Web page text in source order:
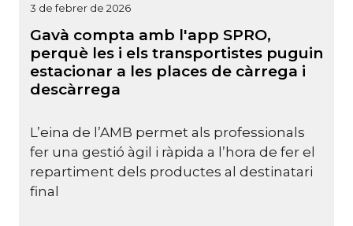
3 de febrer de 2026
Gavà compta amb l'app SPRO,
perquè les i els transportistes puguin
estacionar a les places de càrrega i
descàrrega
L’eina de l’AMB permet als professionals
fer una gestió àgil i ràpida a l’hora de fer el
repartiment dels productes al destinatari
final